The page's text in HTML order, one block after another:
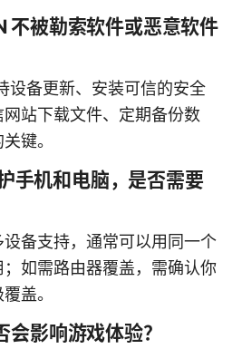
不被勒索软件或恶意软件
设备更新、安装可信的安全
站下载文件、定期备份数
键。
手机和电脑，是否需要
备支持，通常可以用同一个
如需路由器覆盖，需确认你
盖。
会影响游戏体验？